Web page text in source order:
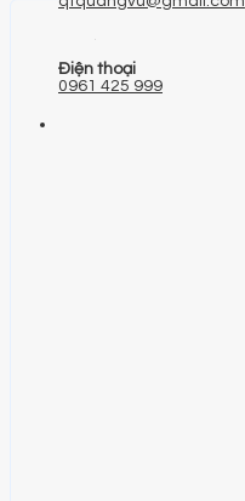
Điện thoại
0961 425 999